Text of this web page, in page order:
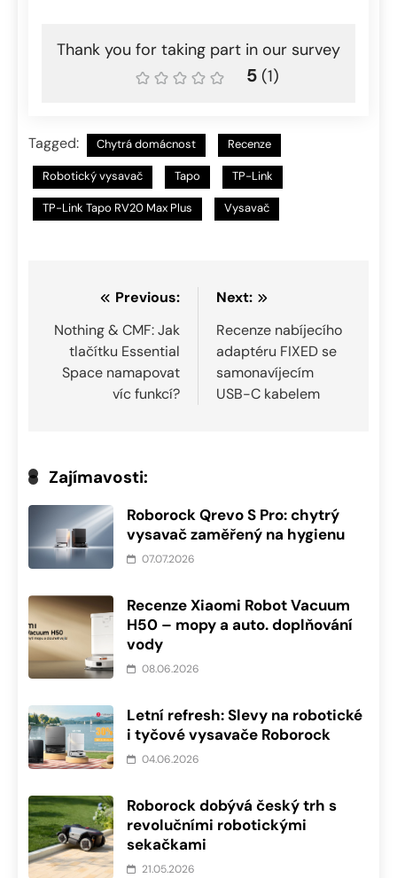
Thank you for taking part in our survey
5 (1)
Tagged: Chytrá domácnost Recenze
Robotický vysavač Tapo TP-Link
TP-Link Tapo RV20 Max Plus Vysavač
Navigace
pro
příspěvek
Previous:
Nothing & CMF: Jak
tlačítku Essential
Space namapovat
víc funkcí?
Next:
Recenze nabíjecího
adaptéru FIXED se
samonavíjecím
USB-C kabelem
Zajímavosti:
Roborock Qrevo S Pro: chytrý
vysavač zaměřený na hygienu
07.07.2026
Recenze Xiaomi Robot Vacuum
H50 – mopy a auto. doplňování
vody
08.06.2026
Letní refresh: Slevy na robotické
i tyčové vysavače Roborock
04.06.2026
Roborock dobývá český trh s
revolučními robotickými
sekačkami
21.05.2026